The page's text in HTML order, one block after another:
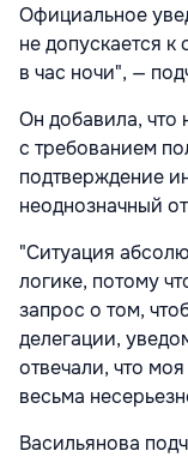
Официальное
не допускается
в час ночи", —
Он добавила, что
с требованием
подтверждение
неоднозначный
"Ситуация
логике, потому
запрос о том,
делегации,
отвечали, что
весьма
Васильянова